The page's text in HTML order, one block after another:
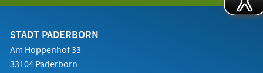
einem
STADT PADERBORN
Am Hoppenhof 33
33104 Paderborn